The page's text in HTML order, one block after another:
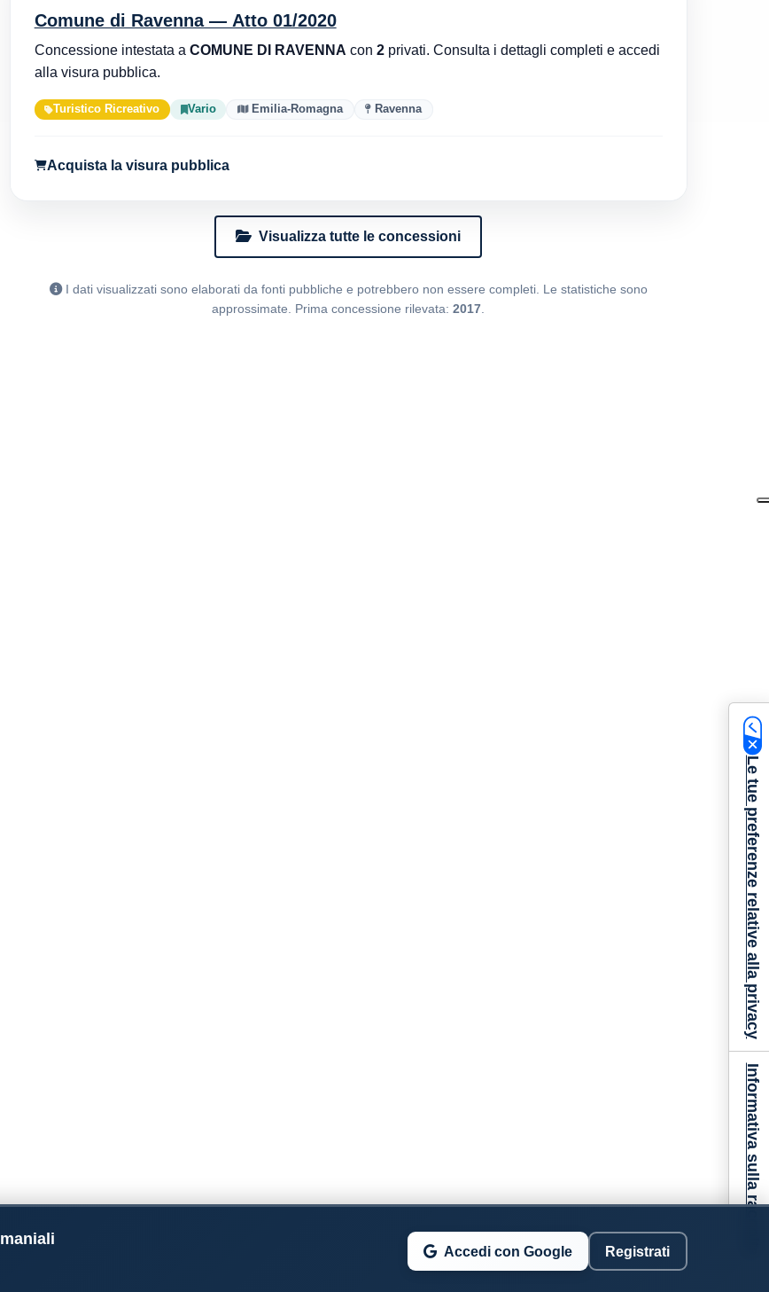
Comune di Ravenna — Atto 01/2020
Concessione intestata a COMUNE DI RAVENNA con 2privati. Consulta i dettagli completi e accedi
alla visura pubblica.
Turistico Ricreativo Vario Emilia-Romagna Ravenna
Acquista la visura pubblica
Visualizza tutte le concessioni
I dati visualizzati sono elaborati da fonti pubbliche e potrebbero non essere completi. Le statistiche sono
approssimate. Prima concessione rilevata:2017.
Accedi con Google Registrati
Le tue preferenze relative alla privacy
Informativa sulla raccolta